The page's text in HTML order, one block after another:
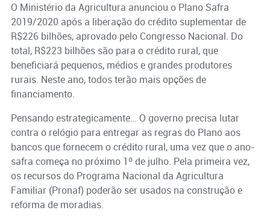
O Ministério da Agricultura anunciou o Plano Safra
2019/2020 após a liberação do crédito suplementar de
R$226 bilhões, aprovado pelo Congresso Nacional. Do
total, R$223 bilhões são para o crédito rural, que
beneficiará pequenos, médios e grandes produtores
rurais. Neste ano, todos terão mais opções de
financiamento.
Pensando estrategicamente… O governo precisa lutar
contra o relógio para entregar as regras do Plano aos
bancos que fornecem o crédito rural, uma vez que o ano-
safra começa no próximo 1º de julho. Pela primeira vez,
os recursos do Programa Nacional da Agricultura
Familiar (Pronaf) poderão ser usados na construção e
reforma de moradias.